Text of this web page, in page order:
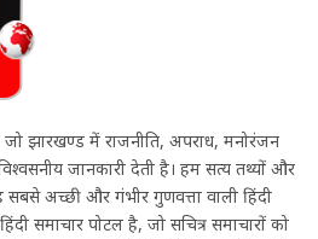
झारखण्ड में राजनीति, अपराध, मनोरंजन
जानकारी देती है। हम सत्य तथ्यों और
अच्छी और गंभीर गुणवत्ता वाली हिंदी
समाचार पोर्टल है, जो सचित्र समाचारों को